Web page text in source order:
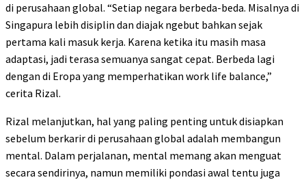
di perusahaan global. “Setiap negara berbeda-beda. Misalnya di
Singapura lebih disiplin dan diajak ngebut bahkan sejak
pertama kali masuk kerja. Karena ketika itu masih masa
adaptasi, jadi terasa semuanya sangat cepat. Berbeda lagi
dengan di Eropa yang memperhatikan work life balance,”
cerita Rizal.
Rizal melanjutkan, hal yang paling penting untuk disiapkan
sebelum berkarir di perusahaan global adalah membangun
mental. Dalam perjalanan, mental memang akan menguat
secara sendirinya, namun memiliki pondasi awal tentu juga